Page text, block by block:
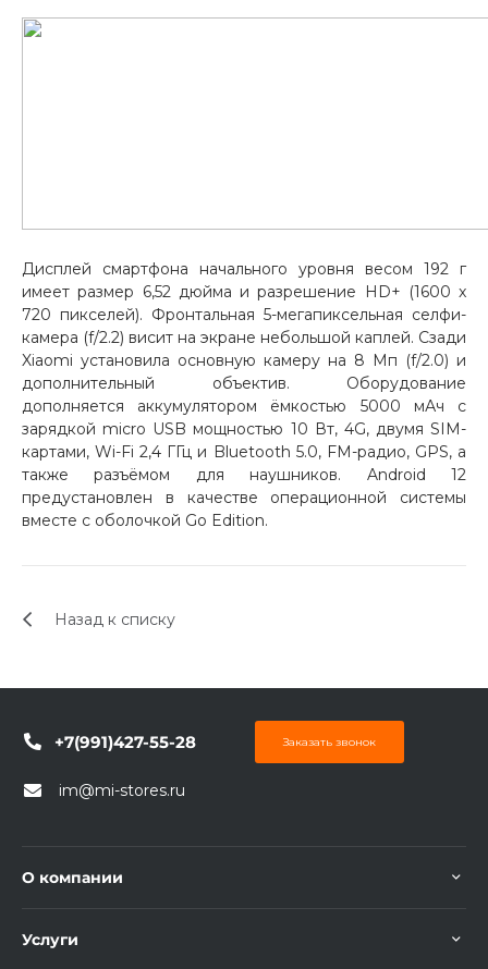
об оплате Плайтом
раз в 2 недели
Дисплей смартфона начального уровня весом 192 г
имеет размер 6,52 дюйма и разрешение HD+ (1600 x
720 пикселей). Фронтальная 5-мегапиксельная селфи-
камера (f/2.2) висит на экране небольшой каплей. Сзади
Xiaomi установила основную камеру на 8 Мп (f/2.0) и
дополнительный объектив. Оборудование
дополняется аккумулятором ёмкостью 5000 мАч с
зарядкой micro USB мощностью 10 Вт, 4G, двумя SIM-
картами, Wi-Fi 2,4 ГГц и Bluetooth 5.0, FM-радио, GPS, а
также разъёмом для наушников. Android 12
предустановлен в качестве операционной системы
вместе с оболочкой Go Edition.
Назад к списку
+7(991)427-55-28 Заказать звонок
im@mi-stores.ru
О компании
Услуги